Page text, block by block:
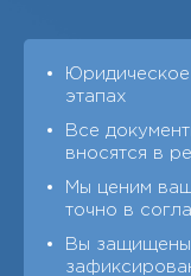
этапах
Все
вносятся в
Мы ценим
точно в
Вы защищены